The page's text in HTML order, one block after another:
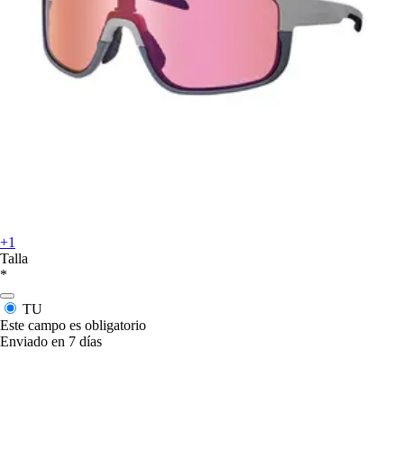
+1
Talla
*
TU
Este campo es obligatorio
Enviado en 7 días